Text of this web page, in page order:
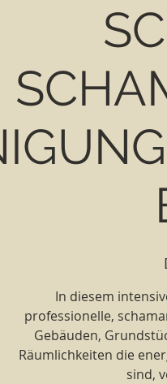
In diesem
professionelle,
Gebäuden,
Räumlichkeiten die
sind,